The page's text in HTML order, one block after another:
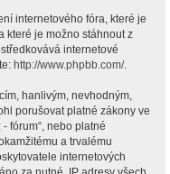
internetového fóra, které je
které je možno stáhnout z
internetové
http://www.phpbb.com/.
hanlivým, nevhodným,
porušovat platné zákony ve
fórum“, nebo platné
a trvalému
internetových